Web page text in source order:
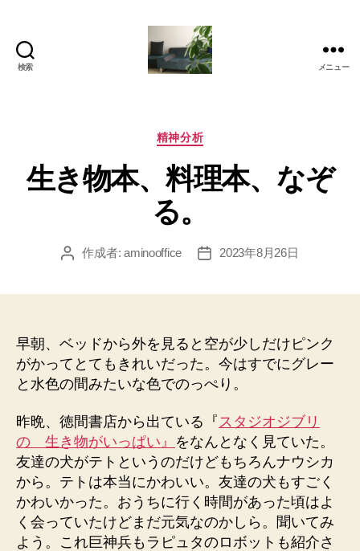
検索
美
か
も
あ
の
ロ
メニュー
カ
ゴ
リ
精神分析
生き物本、料理本、なぞ
る。
投
作成者:aminooffice
投
2023年8月26日
早朝、ベッドから外を見ると空が少しだけピンク
がかってとてもきれいだった。今はすでにグレー
と水色の間みたいな色でのっぺり。
昨晩、徳間書店から出ている『スタジオジブリ
の 生き物がいっぱい』 をなんとなく見ていた。
友達の犬がテトというのだけどもちろんナウシカ
から。テトは本当にかわいい。友達の犬もすごく
かわいかった。おうちに行く時間があった頃はよ
く会っていたけどまだ元気なのかしら。聞いてみ
よう。これ巨神兵もラピュタのロボットも紹介さ